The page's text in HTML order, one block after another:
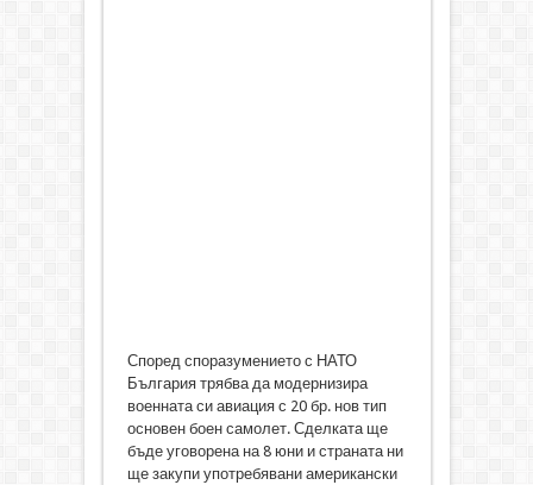
Според споразумението с НАТО
България трябва да модернизира
военната си авиация с 20 бр. нов тип
основен боен самолет. Сделката ще
бъде уговорена на 8 юни и страната ни
ще закупи употребявани американски